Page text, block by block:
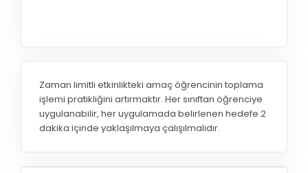
Zaman limitli etkinlikteki amaç öğrencinin toplama
işlemi pratikliğini artırmaktır. Her sınıftan öğrenciye
uygulanabilir, her uygulamada belirlenen hedefe 2
dakika içinde yaklaşılmaya çalışılmalıdır.